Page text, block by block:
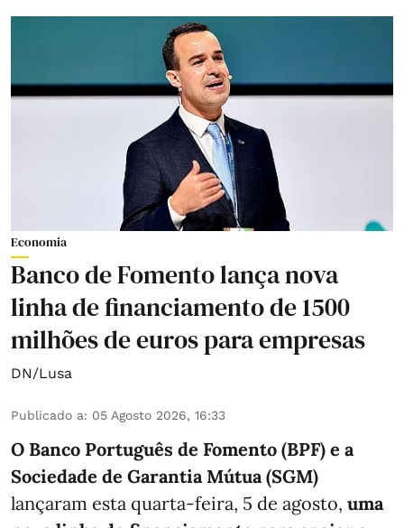
Economia
Banco de Fomento lança nova
linha de financiamento de 1500
milhões de euros para empresas
DN/Lusa
Publicado a: 05 Agosto 2026, 16:33
O Banco Português de Fomento (BPF) e a
Sociedade de Garantia Mútua (SGM)
lançaram esta quarta-feira, 5 de agosto, uma